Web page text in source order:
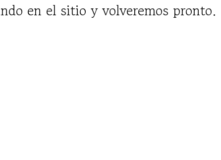
en el sitio y volveremos pronto.